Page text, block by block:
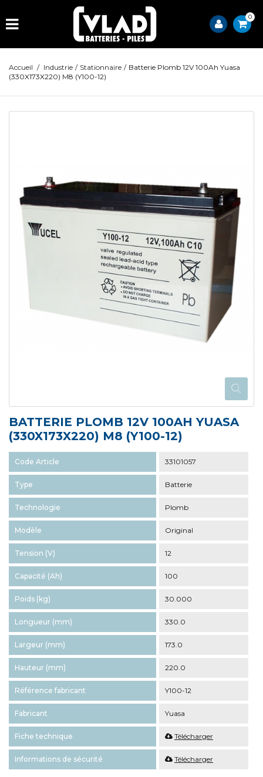
0
Accueil / Industrie / Stationnaire / Batterie Plomb 12V 100Ah Yuasa
(330X173X220) M8 (Y100-12)
BATTERIE PLOMB 12V 100AH YUASA
(330X173X220) M8 (Y100-12)
Code Article 33101057
Type Batterie
Technologie Plomb
Modèle Original
Tension (V) 12
Capacité (Ah) 100
Poids (kg) 30.000
Longueur (mm) 330.0
Largeur (mm) 173.0
Hauteur (mm) 220.0
Référence fabricant Y100-12
Fabricant Yuasa
Fiche technique Télécharger
Informations de sécurité Télécharger